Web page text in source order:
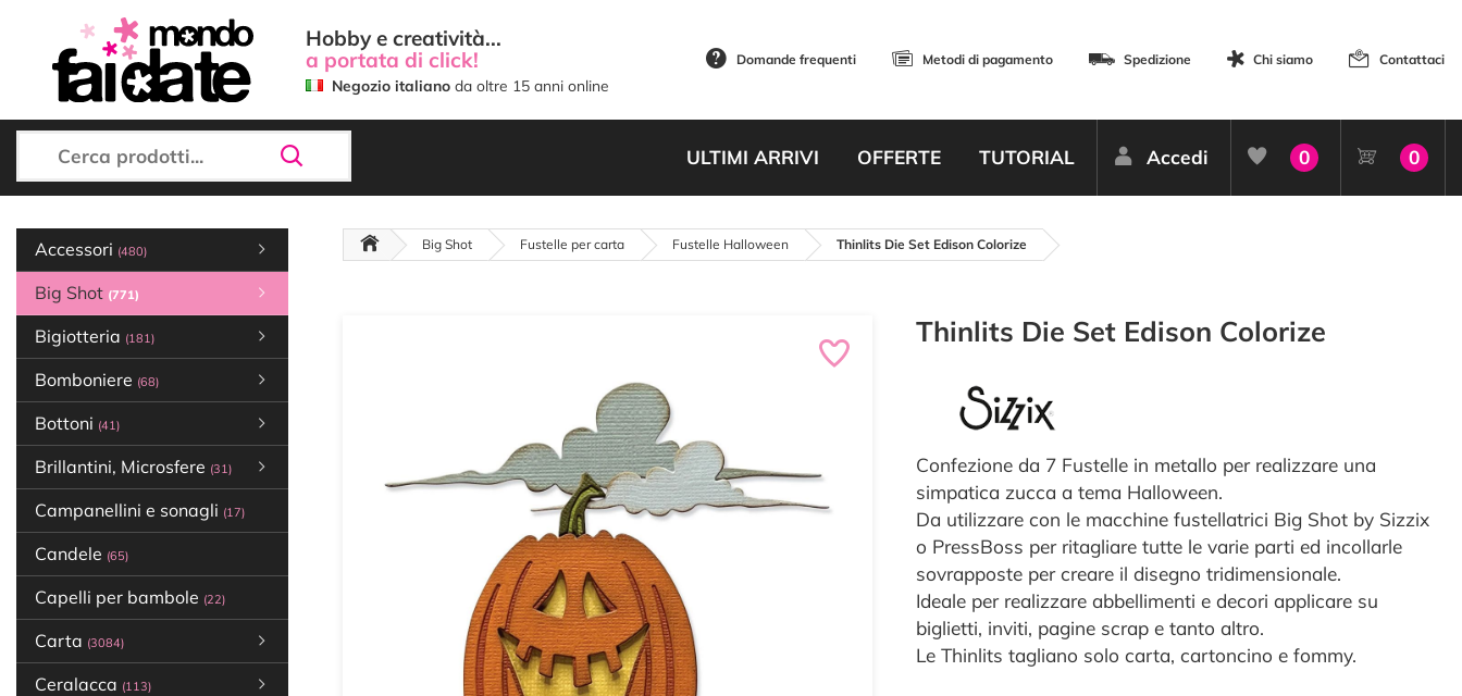
Hobby e creatività...
a portata di click!
Negozio italiano da oltre 15 anni online
Domande frequenti Metodi di pagamento Spedizione Chi siamo Contattaci
ULTIMI ARRIVI OFFERTE TUTORIAL Accedi 0 0
Accessori (480)
Big Shot (771)
Bigiotteria (181)
Bomboniere (68)
Bottoni (41)
Brillantini, Microsfere (31)
Campanellini e sonagli (17)
Candele (65)
Capelli per bambole (22)
Carta (3084)
Ceralacca (113)
Big Shot Fustelle per carta Fustelle Halloween Thinlits Die Set Edison Colorize
Thinlits Die Set Edison Colorize
Confezione da 7 Fustelle in metallo per realizzare una
simpatica zucca a tema Halloween.
Da utilizzare con le macchine fustellatrici Big Shot by Sizzix
o PressBoss per ritagliare tutte le varie parti ed incollarle
sovrapposte per creare il disegno tridimensionale.
Ideale per realizzare abbellimenti e decori applicare su
biglietti, inviti, pagine scrap e tanto altro.
Le Thinlits tagliano solo carta, cartoncino e fommy.